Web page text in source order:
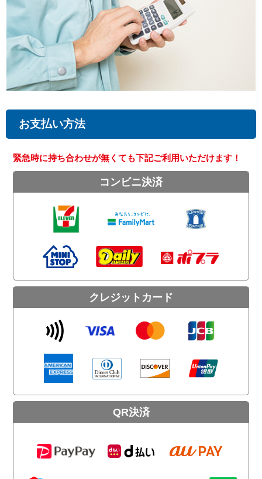
お支払い方法
緊急時に持ち合わせが無くても下記ご利用いただけます！
コンビニ決済
クレジットカード
QR決済